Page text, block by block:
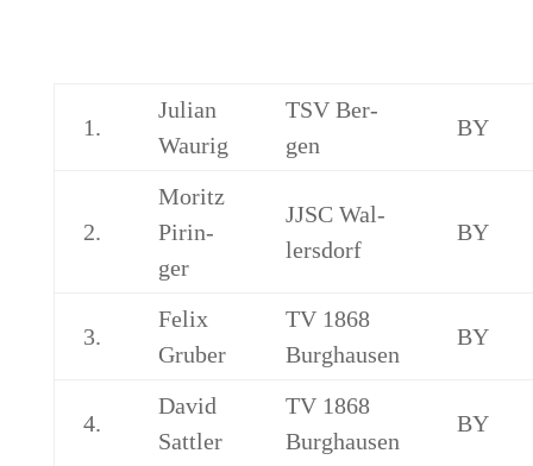
1.
Juli­an
Waurig
TSV Ber­
gen
BY
2.
Moritz
Pirin­
ger
JJSC Wal­
lers­dorf
BY
3.
Felix
Gru­ber
TV 1868
Burghausen
BY
4.
David
Satt­ler
TV 1868
Burghausen
BY